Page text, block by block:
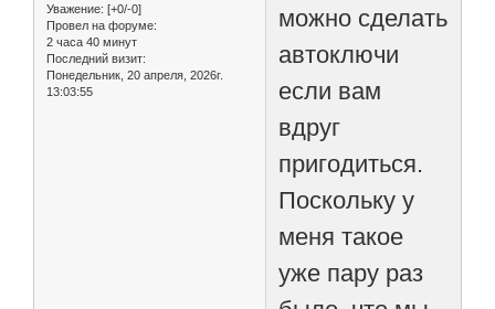
Уважение: [+0/-0]
Провел на форуме:
2 часа 40 минут
Последний визит:
Понедельник, 20 апреля, 2026г.
13:03:55
можно сделать
автоключи
если вам
вдруг
пригодиться.
Поскольку у
меня такое
уже пару раз